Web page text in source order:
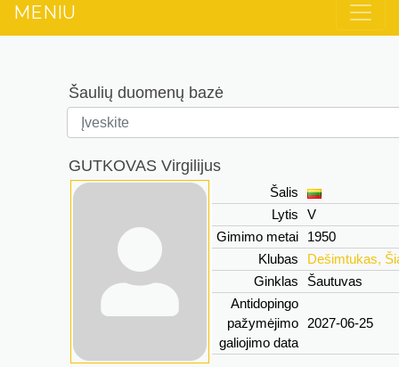
MENIU
Šaulių duomenų bazė
GUTKOVAS Virgilijus
Šalis
Lytis
V
Gimimo metai
1950
Klubas
Dešimtukas,
Ginklas
Šautuvas
Antidopingo
pažymėjimo
galiojimo data
2027-06-25